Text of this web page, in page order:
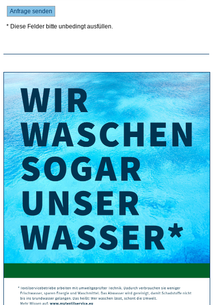
* Diese Felder bitte unbedingt ausfüllen.